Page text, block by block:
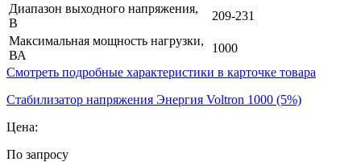
Диапазон выходного напряжения,
В
209-231
Максимальная мощность нагрузки,
ВА
1000
Смотреть подробные характеристики в карточке товара
Стабилизатор напряжения Энергия Voltron 1000 (5%)
Цена:
По запросу